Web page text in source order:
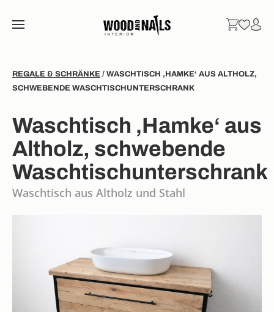
REGALE & SCHRÄNKE / WASCHTISCH ‚HAMKE‘ AUS ALTHOLZ,
SCHWEBENDE WASCHTISCHUNTERSCHRANK
Waschtisch ‚Hamke‘ aus
Altholz, schwebende
Waschtischunterschrank
Waschtisch aus Altholz und Stahl